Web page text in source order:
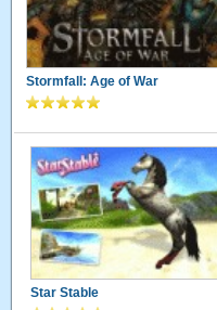
Stormfall: Age of War
Star Stable